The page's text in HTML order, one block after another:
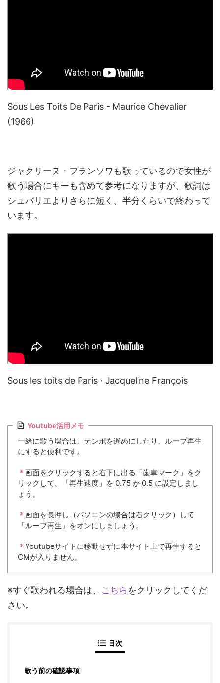
Sous Les Toits De Paris - Maurice Chevalier
(1966)
ジャクリーヌ・フランソワも歌っているので女性が
歌う場合にキーも含めて参考になりますが、歌詞は
シュバリエよりさらに短く、半分くらいで終わって
います。
Sous les toits de Paris · Jacqueline François
Youtube活用メモ
一緒に歌う場合は、テンポを遅めにしたり、ループ再生
にすると便利です。
＊ 画面をクリックすると右下に出る「歯車マーク」をク
リックして、「再生速度」を 0.75 か 0.5 に設定しまし
ょう。
＊ 画面を長押し（パソコンの場合は右クリック）して
「ループ再生」をオンにしましょう。
＊ Youtubeサイトに移動せずに本サイト上で再生すると
CMが入りません。
※すぐ歌われる場合は、 こちら をクリックしてくだ
さい。
目次
歌う前の確認事項